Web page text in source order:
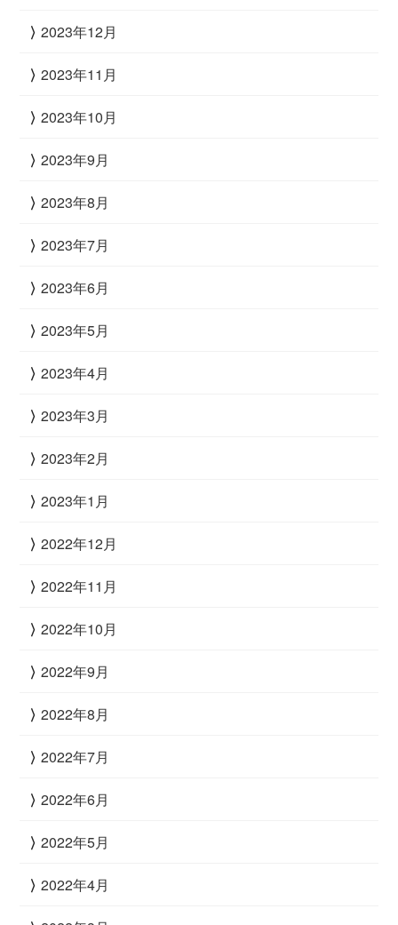
2023年12月
2023年11月
2023年10月
2023年9月
2023年8月
2023年7月
2023年6月
2023年5月
2023年4月
2023年3月
2023年2月
2023年1月
2022年12月
2022年11月
2022年10月
2022年9月
2022年8月
2022年7月
2022年6月
2022年5月
2022年4月